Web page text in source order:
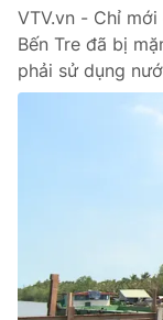
Photo
Thị trường 24h
VTV.vn - Chỉ
Bến Tre đã bị
phải sử dụng